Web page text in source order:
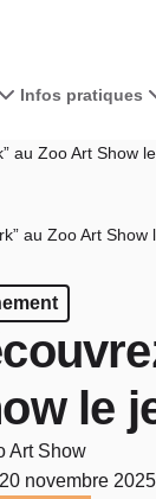
Infos pratiques
au Zoo Art Show
au Zoo Art
le
Art Show
novembre 2025